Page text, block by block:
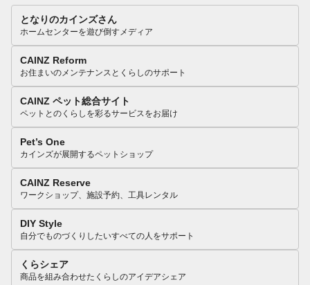
となりのカインズさん
ホームセンターを遊び倒すメディア
CAINZ Reform
お住まいのメンテナンスとくらしのサポート
CAINZ ペット総合サイト
ペットとのくらしを彩るサービスをお届け
Pet’s One
カインズが展開するペットショップ
CAINZ Reserve
ワークショップ、施設予約、工具レンタル
DIY Style
自分でものづくりしたいすべての人をサポート
くらシェア
商品を組み合わせたくらしのアイデアシェア